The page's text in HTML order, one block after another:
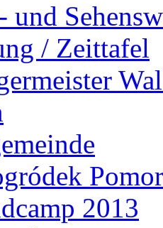
und
/ Zeittafel
2013